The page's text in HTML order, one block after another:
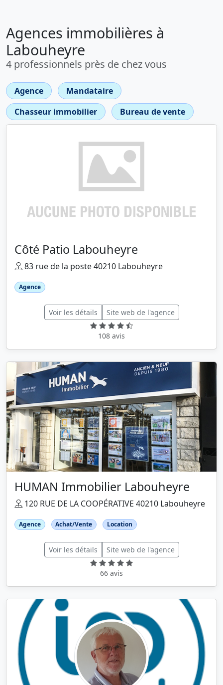
Agences immobilières à
Labouheyre
4 professionnels près de chez vous
Agence
Mandataire
Chasseur immobilier
Bureau de vente
Côté Patio Labouheyre
83 rue de la poste 40210 Labouheyre
Agence
Voir les détails Site web de l'agence
108 avis
HUMAN Immobilier Labouheyre
120 RUE DE LA COOPÉRATIVE 40210 Labouheyre
Agence Achat/Vente Location
Voir les détails Site web de l'agence
66 avis